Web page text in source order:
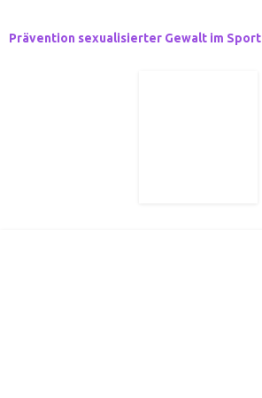
Prävention sexualisierter Gewalt im Sport